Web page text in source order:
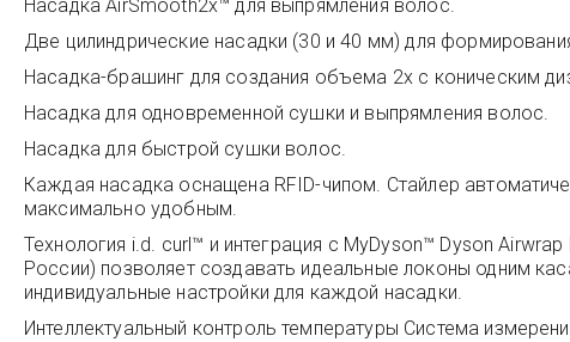
Насадка AirSmooth2x™ для выпрямления волос.
Две цилиндрические насадки (30 и 40 мм) для
Насадка-брашинг для создания объема 2x с коническим
Насадка для одновременной сушки и выпрямления волос.
Насадка для быстрой сушки волос.
Каждая насадка оснащена RFID-чипом. Стайлер
максимально удобным.
Технология i.d. curl™ и интеграция с MyDyson™ Dyson
России) позволяет создавать идеальные локоны одним
индивидуальные настройки для каждой насадки.
Интеллектуальный контроль температуры Система